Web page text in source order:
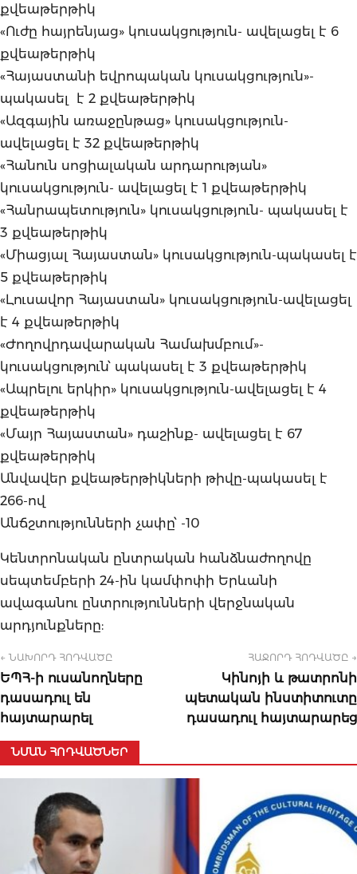
քվեաթերթիկ
«Ուժը հայրենյաց» կուսակցություն- ավելացել է 6
քվեաթերթիկ
«Հայաստանի եվրոպական կուսակցություն»-
պակասել է 2 քվեաթերթիկ
«Ազգային առաջընթաց» կուսակցություն-
ավելացել է 32 քվեաթերթիկ
«Հանուն սոցիալական արդարության»
կուսակցություն- ավելացել է 1 քվեաթերթիկ
«Հանրապետություն» կուսակցություն- պակասել է
3 քվեաթերթիկ
«Միացյալ Հայաստան» կուսակցություն-պակասել է
5 քվեաթերթիկ
«Լուսավոր Հայաստան» կուսակցություն-ավելացել
է 4 քվեաթերթիկ
«Ժողովրդավարական Համախմբում»-
կուսակցություն՝ պակասել է 3 քվեաթերթիկ
«Ապրելու երկիր» կուսակցություն-ավելացել է 4
քվեաթերթիկ
«Մայր Հայաստան» դաշինք- ավելացել է 67
քվեաթերթիկ
Անվավեր քվեաթերթիկների թիվը-պակասել է
266-ով
Անճշտությունների չափը՝ -10
Կենտրոնական ընտրական հանձնաժողովը
սեպտեմբերի 24-ին կամփոփի Երևանի
ավագանու ընտրությունների վերջնական
արդյունքները:
← ՆԱԽՈՐԴ ՀՈԴՎԱԾԸ
ԵՊՀ-ի ուսանողները
դասադուլ են
հայտարարել
ՀԱՋՈՐԴ ՀՈԴՎԱԾԸ →
Կինոյի և թատրոնի
պետական ինստիտուտը
դասադուլ հայտարարեց
ՆՄԱՆ ՀՈԴՎԱԾՆԵՐ